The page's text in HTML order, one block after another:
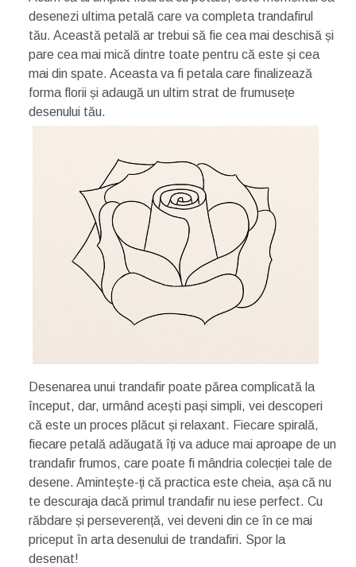
desenezi ultima petală care va completa trandafirul
tău. Această petală ar trebui să fie cea mai deschisă și
pare cea mai mică dintre toate pentru că este și cea
mai din spate. Aceasta va fi petala care finalizează
forma florii și adaugă un ultim strat de frumusețe
desenului tău.
Desenarea unui trandafir poate părea complicată la
început, dar, urmând acești pași simpli, vei descoperi
că este un proces plăcut și relaxant. Fiecare spirală,
fiecare petală adăugată îți va aduce mai aproape de un
trandafir frumos, care poate fi mândria colecției tale de
desene. Amintește-ți că practica este cheia, așa că nu
te descuraja dacă primul trandafir nu iese perfect. Cu
răbdare și perseverență, vei deveni din ce în ce mai
priceput în arta desenului de trandafiri. Spor la
desenat!